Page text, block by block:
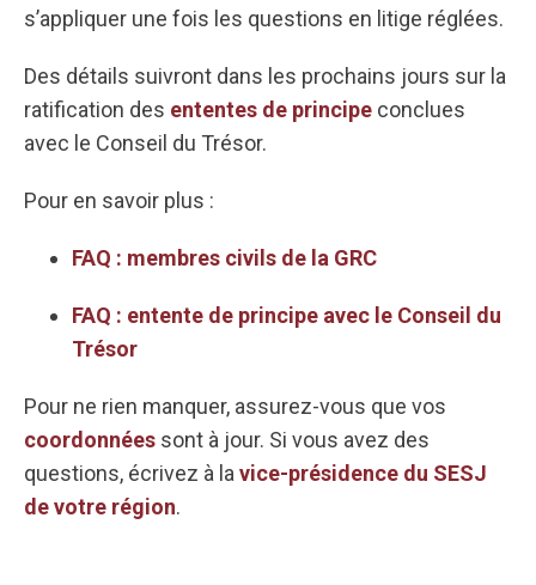
s’appliquer une fois les questions en litige réglées.
Des détails suivront dans les prochains jours sur la
ratification des ententes de principe conclues
avec le Conseil du Trésor.
Pour en savoir plus :
FAQ : membres civils de la GRC
FAQ : entente de principe avec le Conseil du
Trésor
Pour ne rien manquer, assurez-vous que vos
coordonnées sont à jour. Si vous avez des
questions, écrivez à lavice-présidence du SESJ
de votre région.